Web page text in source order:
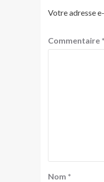
Votre adresse
Commentaire *
Nom *